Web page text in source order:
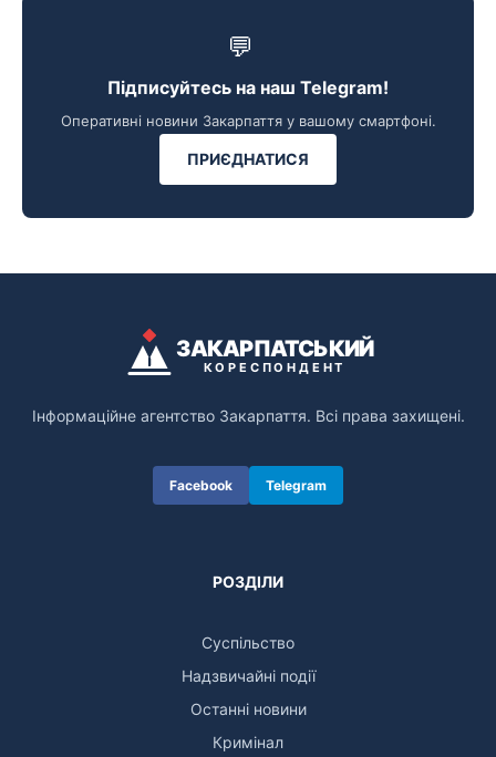
💬
Підписуйтесь на наш Telegram!
Оперативні новини Закарпаття у вашому смартфоні.
ПРИЄДНАТИСЯ
ЗАКАРПАТСЬКИЙ
КОРЕСПОНДЕНТ
Інформаційне агентство Закарпаття. Всі права захищені.
Facebook Telegram
РОЗДІЛИ
Суспільство
Надзвичайні події
Останні новини
Кримінал